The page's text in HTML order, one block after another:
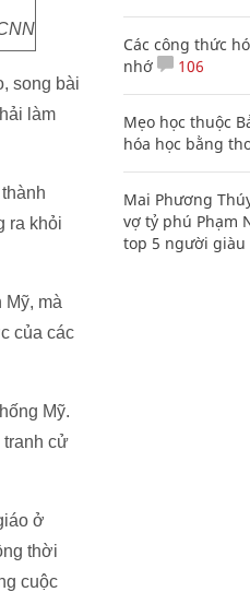
song bài
làm
ra khỏi
Mỹ, mà
của các
Mỹ.
tranh cử
ở
thời
cuộc
Các công thức
nhớ
106
Mẹo học thuộc
hóa học bằng
Mai Phương
vợ tỷ phú Phạm
top 5 người giàu